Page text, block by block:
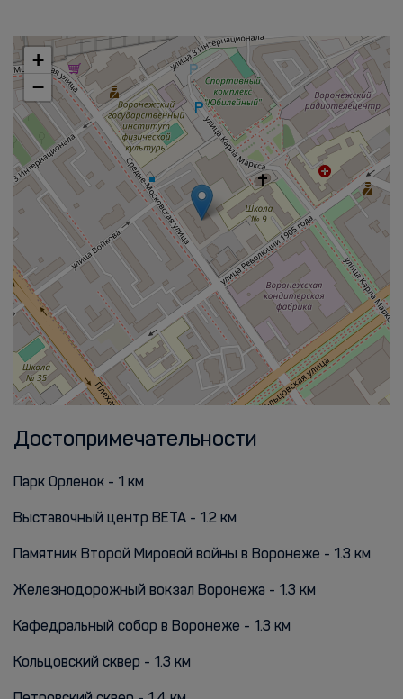
+
−
Достопримечательности
Парк Орленок - 1 км
Выставочный центр ВЕТА - 1.2 км
Памятник Второй Мировой войны в Воронеже - 1.3 км
Железнодорожный вокзал Воронежа - 1.3 км
Кафедральный собор в Воронеже - 1.3 км
Кольцовский сквер - 1.3 км